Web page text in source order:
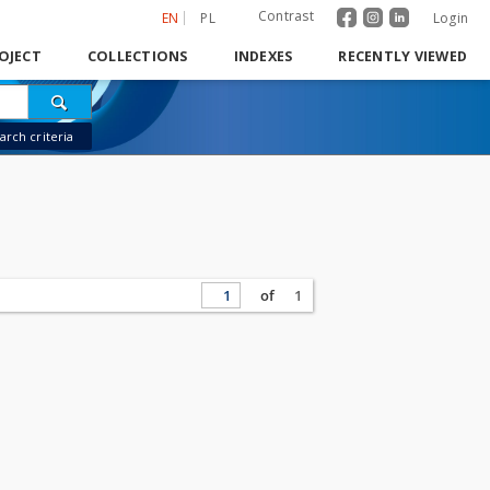
EN PL Contrast Login
COLLECTIONS INDEXES RECENTLY VIEWED
criteria
of 1